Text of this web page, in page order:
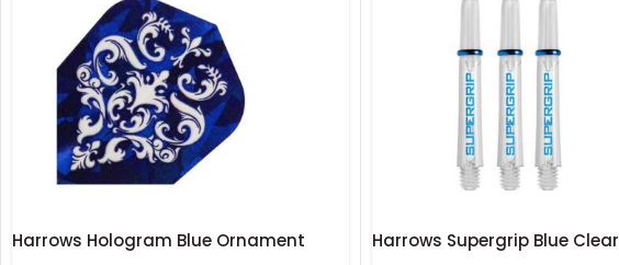
Harrows Hologram Blue Ornament Harrows Supergrip Blue Clear